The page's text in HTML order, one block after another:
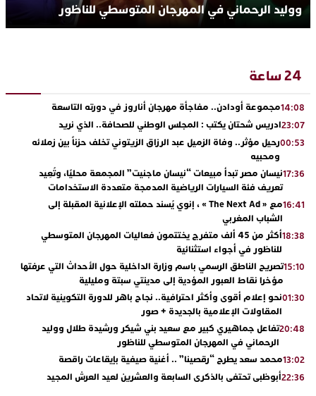
ووليد الرحماني في المهرجان المتوسطي للناظور
24 ساعة
14:08مجموعة أودادن.. مفاجأة مهرجان أناروز في دورته التاسعة
23:07ادريس شحتان يكتب : المجلس الوطني للصحافة.. الذي نريد
00:53رحيل مؤثر.. وفاة الزميل عبد الرزاق الزيتوني تخلف حزناً بين زملائه
ومحبيه
17:36نيسان مصر تبدأ مبيعات “نيسان ماجنيت” المجمعة محليًا، وتُعِيد
تعريف فئة السيارات الرياضية المدمجة متعددة الاستخدامات
16:41
مع « The Next Ad » ، إنوي يُسند حملته الإعلانية المقبلة إلى
الشباب المغربي
18:38
أكثر من 45 ألف متفرج يختتمون فعاليات المهرجان المتوسطي
للناظور في أجواء استثنائية
15:10تصريح الناطق الرسمي باسم وزارة الداخلية حول الأحداث التي عرفتها
مؤخرا نقاط العبور المؤدية إلى مدينتي سبتة ومليلية
01:30نحو إعلام أقوى وأكثر احترافية.. نجاح باهر للدورة التكوينية لاتحاد
المقاولات الإعلامية بالجديدة + صور
20:48تفاعل جماهيري كبير مع سعيد بني شيكر ورشيدة طلال ووليد
الرحماني في المهرجان المتوسطي للناظور
13:02محمد سعد يطرح “رقصينا” .. أغنية صيفية بإيقاعات راقصة
22:36أبوظبي تحتفي بالذكرى السابعة والعشرين لعيد العرش المجيد